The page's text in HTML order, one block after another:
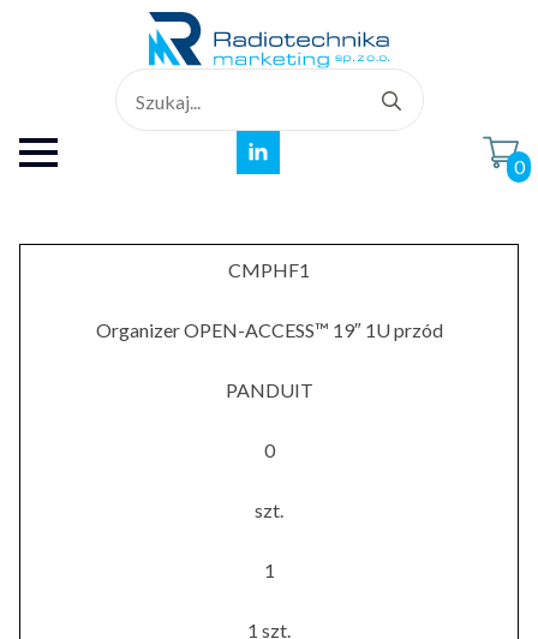
for:
0
CMPHF1
Organizer OPEN-ACCESS™ 19″ 1U przód
PANDUIT
0
szt.
1
1 szt.